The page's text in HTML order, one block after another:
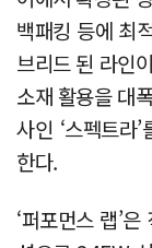
백패킹 등에 최
브리드 된 라인
소재 활용을 대
사인 ‘스펙트라
한다.
‘퍼포먼스 랩’